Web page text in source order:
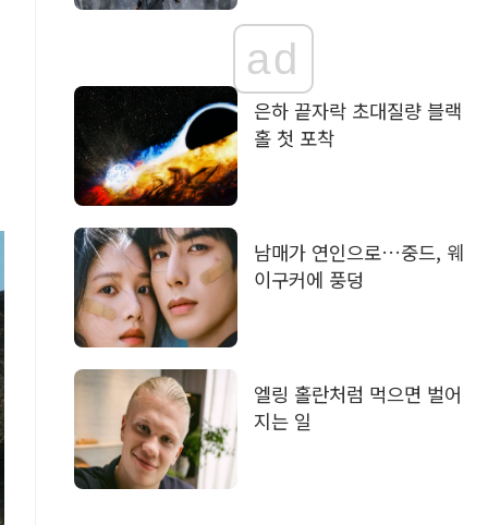
ad
은하 끝자락 초대질량 블랙
홀 첫 포착
남매가 연인으로…중드, 웨
이구커에 풍덩
엘링 홀란처럼 먹으면 벌어
지는 일